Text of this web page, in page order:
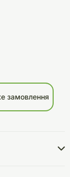
замовлення